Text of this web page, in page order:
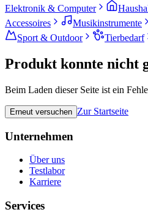
Elektronik & Computer
Accessoires
Musikinstrumente
Sport & Outdoor
Tierbedarf
Produkt konnte nicht
Beim Laden dieser Seite ist ein
Erneut versuchen Zur Startseite
Unternehmen
Über uns
Testlabor
Karriere
Services